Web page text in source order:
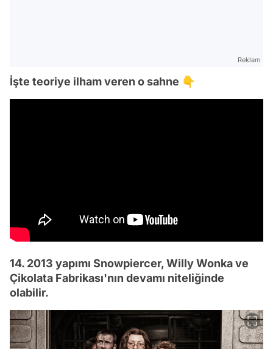
Reklam
İşte teoriye ilham veren o sahne 👇
14. 2013 yapımı Snowpiercer, Willy Wonka ve
Çikolata Fabrikası'nın devamı niteliğinde
olabilir.